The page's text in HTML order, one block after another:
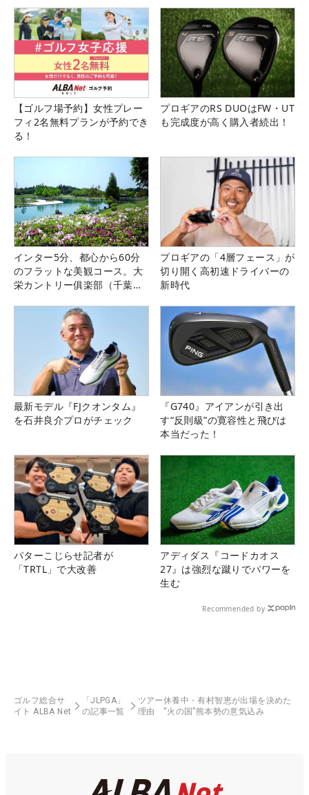
【ゴルフ場予約】女性プレー
フィ2名無料プランが予約でき
る！
プロギアのRS DUOはFW・UT
も完成度が高く購入者続出！
インター5分、都心から60分
のフラットな美観コース。大
栄カントリー俱楽部（千葉
プロギアの「4層フェース」が
切り開く高初速ドライバーの
新時代
最新モデル『FJクオンタム』
を石井良介プロがチェック
『G740』アイアンが引き出
す“反則級”の寛容性と飛びは
本当だった！
パターこじらせ記者が
「TRTL」で大改善
アディダス『コードカオス
27』は強烈な蹴りでパワーを
生む
Recommended by
ゴルフ総合サ
イト ALBA Net
「JLPGA」
の記事一覧
ツアー休養中・有村智恵が出場を決めた
理由 “火の国”熊本勢の意気込み